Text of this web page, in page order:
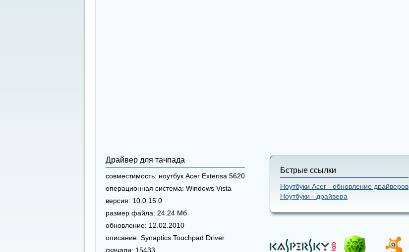
Драйвер для тачпада
совместимость: ноутбук Acer Extensa 5620
операционная система: Windows Vista
версия: 10.0.15.0
размер файла: 24.24 Мб
обновление: 12.02.2010
описание: Synaptics Touchpad Driver
скачали: 15433
Бстрые ссылки
Ноутбуки Acer - обновление драйверов
Ноутбуки - драйвера